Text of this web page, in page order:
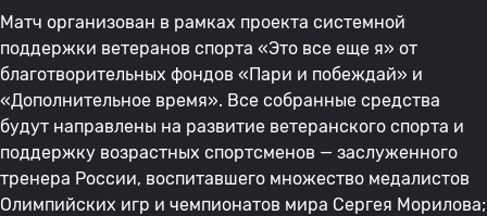
Матч организован в рамках проекта системной
поддержки ветеранов спорта «Это все еще я» от
благотворительных фондов «Пари и побеждай» и
«Дополнительное время». Все собранные средства
будут направлены на развитие ветеранского спорта и
поддержку возрастных спортсменов — заслуженного
тренера России, воспитавшего множество медалистов
Олимпийских игр и чемпионатов мира Сергея Морилова;